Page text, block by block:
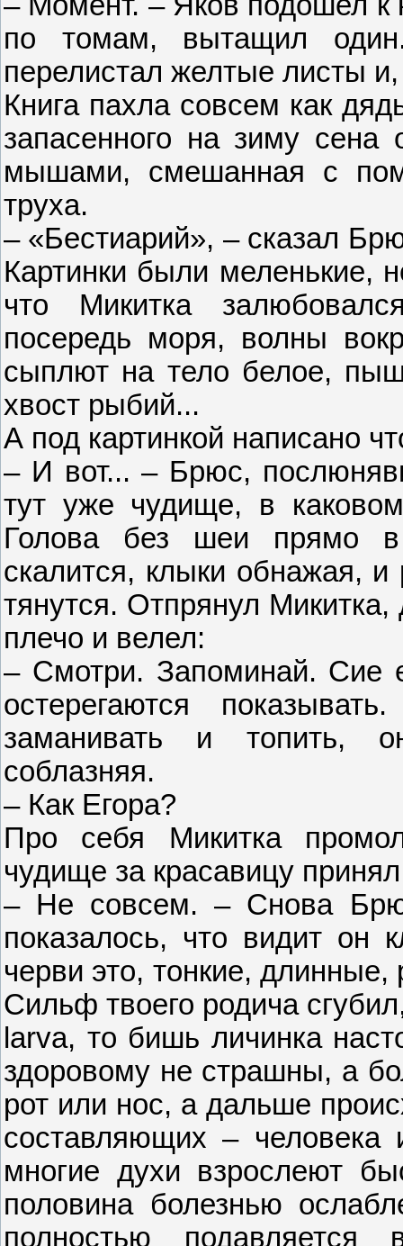
по томам, вытащил
перелистал желтые листы
Книга пахла совсем как
запасенного на зиму сена
мышами, смешанная с
труха.
– «Бестиарий», – сказал
Картинки были меленькие,
что Микитка
посередь моря, волны
сыплют на тело белое,
хвост рыбий...
А под картинкой написано
– И вот... – Брюс,
тут уже чудище, в каковом
Голова без шеи прямо в
скалится, клыки обнажая,
тянутся. Отпрянул
плечо и велел:
– Смотри. Запоминай. Сие
остерегаются
заманивать и топить,
соблазняя.
– Как Егора?
Про себя Микитка
чудище за красавицу
– Не совсем. – Снова
показалось, что видит он
черви это, тонкие,
Сильф твоего родича
larva, то бишь личинка
здоровому не страшны, а
рот или нос, а дальше
составляющих – человека
многие духи взрослеют
половина болезнью
полностью подавляется